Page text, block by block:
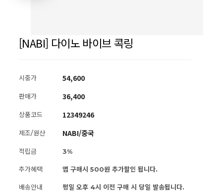
[NABI] 다이노 바이브 콕링
시중가 54,600
판매가 36,400
상품코드 12349246
제조/원산 NABI/중국
적립금 3%
추가혜택 앱 구매시 500원 추가할인 됩니다.
배송안내 평일 오후 4시 이전 구매 시 당일 발송됩니다.